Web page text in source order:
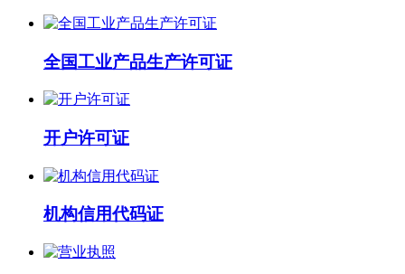
全国工业产品生产许可证
开户许可证
机构信用代码证